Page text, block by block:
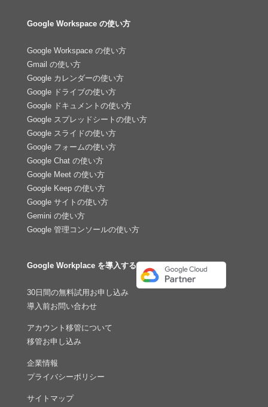
Google Workspace の使い方
Google Workspace の使い方
Gmail の使い方
Google カレンダーの使い方
Google ドライブの使い方
Google ドキュメントの使い方
Google スプレッドシートの使い方
Google スライドの使い方
Google フォームの使い方
Google Chat の使い方
Google Meet の使い方
Google Keep の使い方
Google サイトの使い方
Gemini の使い方
Google 管理コンソールの使い方
Google Workplace を導入する
30日間の無料試用お申し込み
導入前お問い合わせ
アカウント移管について
移管お申し込み
企業情報
プライバシーポリシー
サイトマップ